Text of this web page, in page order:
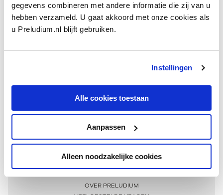
gegevens combineren met andere informatie die zij van u
hebben verzameld. U gaat akkoord met onze cookies als
u Preludium.nl blijft gebruiken.
Instellingen
Alle cookies toestaan
Aanpassen
Alleen noodzakelijke cookies
Meer informatie
OVER PRELUDIUM